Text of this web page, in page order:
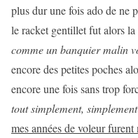
plus dur une fois ado de ne
le racket gentillet fut alors la
comme un banquier malin
encore des petites poches
encore une fois sans trop
tout simplement,
mes années de voleur furent